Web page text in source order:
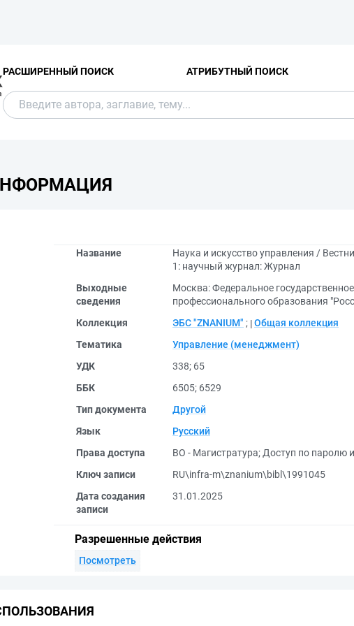
РАСШИРЕННЫЙ ПОИСК АТРИБУТНЫЙ ПОИСК
Название
Наука и искусство управления /
1: научный журнал: Журнал
Выходные
сведения
Москва: Федеральное
профессионального образования
Коллекция
ЭБС "ZNANIUM" ; Общая коллекция
Тематика
Управление (менеджмент)
УДК
338; 65
ББК
6505; 6529
Тип документа
Другой
Язык
Русский
Права доступа
ВО - Магистратура; Доступ по паролю
Ключ записи
RU\infra-m\znanium\bibl\1991045
Дата создания
записи
31.01.2025
Разрешенные действия
Посмотреть